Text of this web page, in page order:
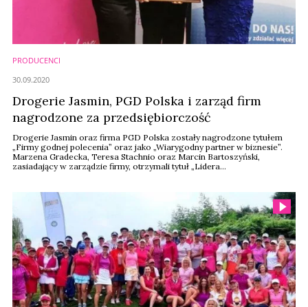
PRODUCENCI
Drogerie Jasmin, PGD Polska i zarząd firm
nagrodzone za przedsiębiorczość
Drogerie Jasmin oraz firma PGD Polska zostały nagrodzone tytułem
„Firmy godnej polecenia” oraz jako „Wiarygodny partner w biznesie”.
Marzena Gradecka, Teresa Stachnio oraz Marcin Bartoszyński,
zasiadający w zarządzie firmy, otrzymali tytuł „Lidera
30.09.2020